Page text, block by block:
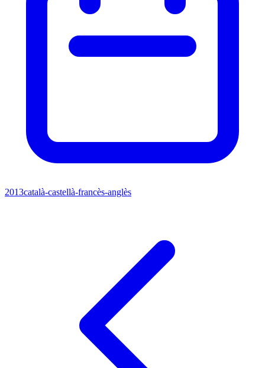
2013català-castellà-francès-anglès